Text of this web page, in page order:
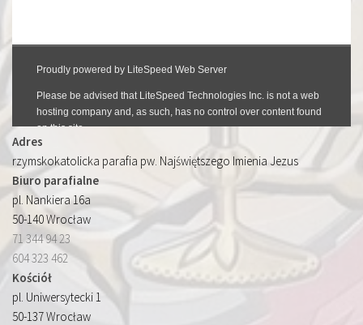
Adres
rzymskokatolicka parafia pw. Najświętszego Imienia Jezus
Biuro parafialne
pl. Nankiera 16a
50-140 Wrocław
71 344 94 23
604 323 462
Kościół
pl. Uniwersytecki 1
50-137 Wrocław